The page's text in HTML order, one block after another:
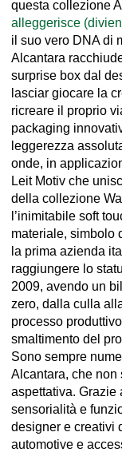
questa collezione
alleggerisce
il suo vero DNA di
Alcantara
surprise box dal
lasciar giocare la
ricreare il proprio
packaging
leggerezza
onde, in
Leit Motiv che
della collezione
l’inimitabile soft
materiale, simbolo
la prima azienda
raggiungere lo
2009, avendo un
zero, dalla culla
processo
smaltimento del
Sono sempre
Alcantara, che non
aspettativa. Grazie
sensorialità e
designer e creativi
automotive e